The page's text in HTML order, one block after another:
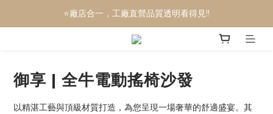
🎉電動沙發三萬有找
⭐廠店合一，工廠直營品質透明看得見!!
🎉全屋訂製服務，你的家一次搞定
御享 | 全牛電動搖椅沙發
以精湛工藝與頂級材質打造，為您呈現一場奢華的舒適盛宴。其